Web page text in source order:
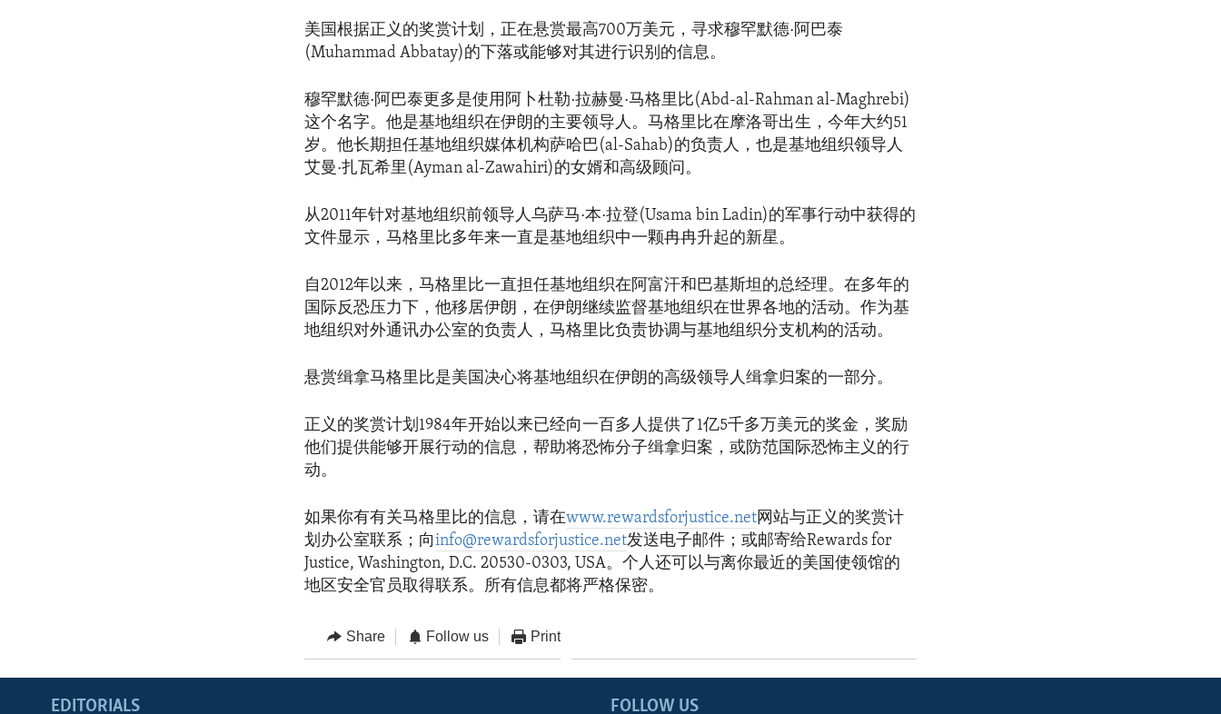
美国根据正义的奖赏计划，正在悬赏最高700万美元，寻求穆罕默德·阿巴泰
(Muhammad Abbatay)的下落或能够对其进行识别的信息。
穆罕默德·阿巴泰更多是使用阿卜杜勒·拉赫曼·马格里比(Abd-al-Rahman al-Maghrebi)
这个名字。他是基地组织在伊朗的主要领导人。马格里比在摩洛哥出生，今年大约51
岁。他长期担任基地组织媒体机构萨哈巴(al-Sahab)的负责人，也是基地组织领导人
艾曼·扎瓦希里(Ayman al-Zawahiri)的女婿和高级顾问。
从2011年针对基地组织前领导人乌萨马·本·拉登(Usama bin Ladin)的军事行动中获得的
文件显示，马格里比多年来一直是基地组织中一颗冉冉升起的新星。
自2012年以来，马格里比一直担任基地组织在阿富汗和巴基斯坦的总经理。在多年的
国际反恐压力下，他移居伊朗，在伊朗继续监督基地组织在世界各地的活动。作为基
地组织对外通讯办公室的负责人，马格里比负责协调与基地组织分支机构的活动。
悬赏缉拿马格里比是美国决心将基地组织在伊朗的高级领导人缉拿归案的一部分。
正义的奖赏计划1984年开始以来已经向一百多人提供了1亿5千多万美元的奖金，奖励
他们提供能够开展行动的信息，帮助将恐怖分子缉拿归案，或防范国际恐怖主义的行
动。
如果你有有关马格里比的信息，请在www.rewardsforjustice.net网站与正义的奖赏计
划办公室联系；向info@rewardsforjustice.net发送电子邮件；或邮寄给Rewards for
Justice, Washington, D.C. 20530-0303, USA。个人还可以与离你最近的美国使领馆的
地区安全官员取得联系。所有信息都将严格保密。
Share Follow us Print
FOLLOW US
EDITORIALS